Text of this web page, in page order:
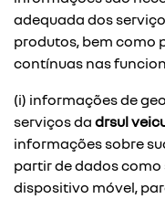
adequada dos
produtos, bem como
contínuas nas
(i) informações de
serviços da drsul
informações sobre
partir de dados como
dispositivo móvel,